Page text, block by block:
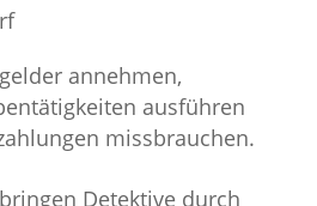
annehmen,
ausführen
missbrauchen.
Detektive durch